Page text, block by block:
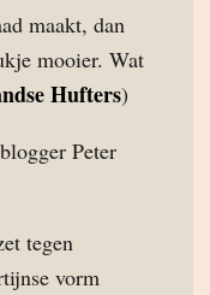
maakt, dan
mooier. Wat
Hufters)
Peter
tegen
vorm